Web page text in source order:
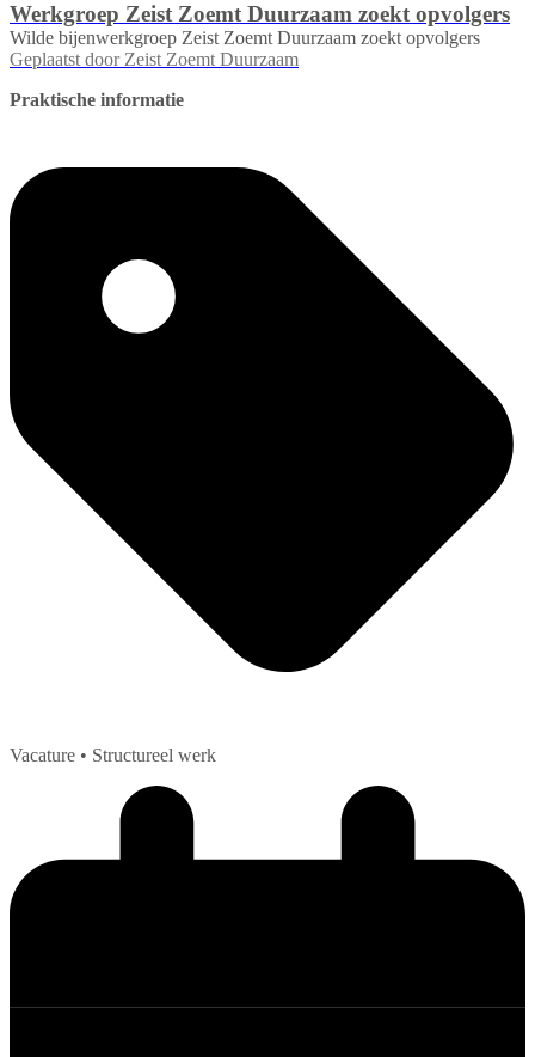
Werkgroep Zeist Zoemt Duurzaam zoekt opvolgers
Wilde bijenwerkgroep Zeist Zoemt Duurzaam zoekt opvolgers
Geplaatst door Zeist Zoemt Duurzaam
Praktische informatie
Vacature • Structureel werk